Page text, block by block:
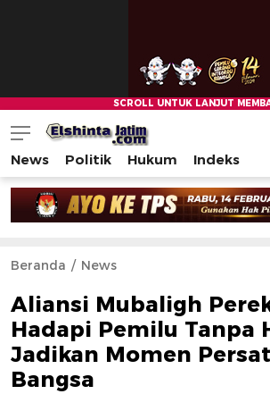
News Politik Hukum Indeks
Beranda News
Aliansi Mubaligh
Hadapi Pemilu Tanpa
Jadikan Momen
Bangsa